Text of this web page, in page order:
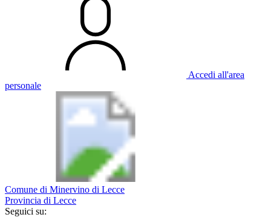
Accedi all'area
personale
Comune di Minervino di Lecce
Provincia di Lecce
Seguici su: